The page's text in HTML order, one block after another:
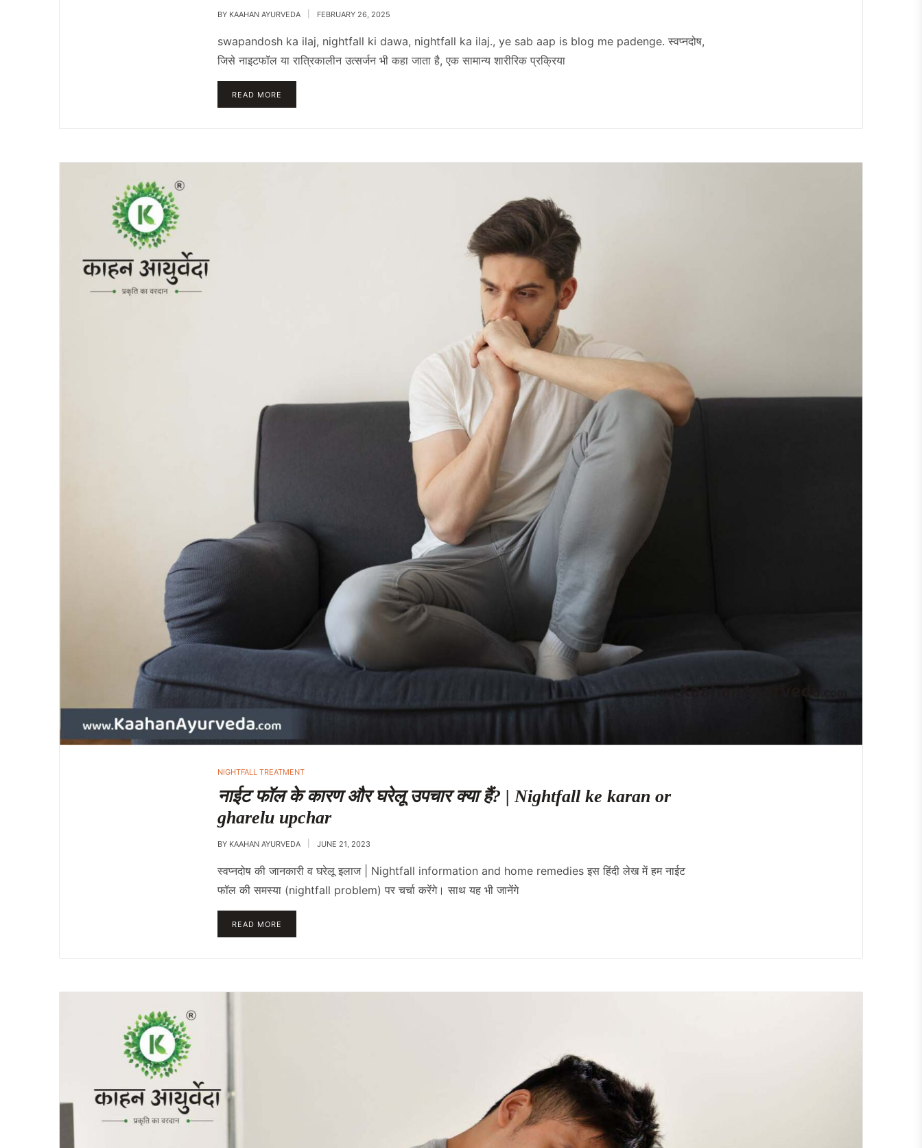
BY KAAHAN AYURVEDA FEBRUARY 26, 2025
swapandosh ka ilaj, nightfall ki dawa, nightfall ka ilaj., ye sab aap is blog me padenge. स्वप्नदोष,
जिसे नाइटफॉल या रात्रिकालीन उत्सर्जन भी कहा जाता है, एक सामान्य शारीरिक प्रक्रिया
READ MORE
NIGHTFALL TREATMENT
नाईट फॉल के कारण और घरेलू उपचार क्या हैं? | Nightfall ke karan or
gharelu upchar
BY KAAHAN AYURVEDA JUNE 21, 2023
स्वप्नदोष की जानकारी व घरेलू इलाज | Nightfall information and home remedies इस हिंदी लेख में हम नाईट
फॉल की समस्या (nightfall problem) पर चर्चा करेंगे। साथ यह भी जानेंगे
READ MORE